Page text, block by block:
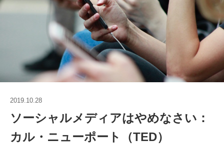
2019.10.28
ソーシャルメディアはやめなさい：
カル・ニューポート（TED）